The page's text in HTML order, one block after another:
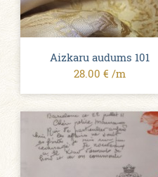
Aizkaru audums 101
28.00 € /m